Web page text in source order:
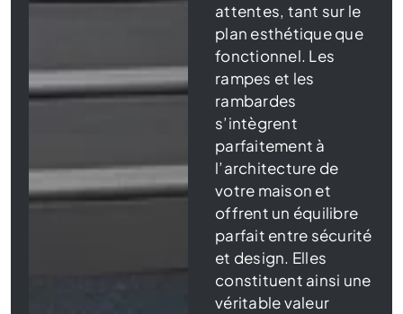
attentes, tant sur le
plan esthétique que
fonctionnel. Les
rampes et les
rambardes
s’intègrent
parfaitement à
l’architecture de
votre maison et
offrent un équilibre
parfait entre sécurité
et design. Elles
constituent ainsi une
véritable valeur